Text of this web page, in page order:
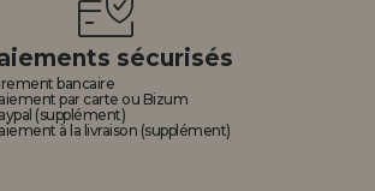
sécurisés
bancaire
par carte ou Bizum
(supplément)
à la livraison (supplément)